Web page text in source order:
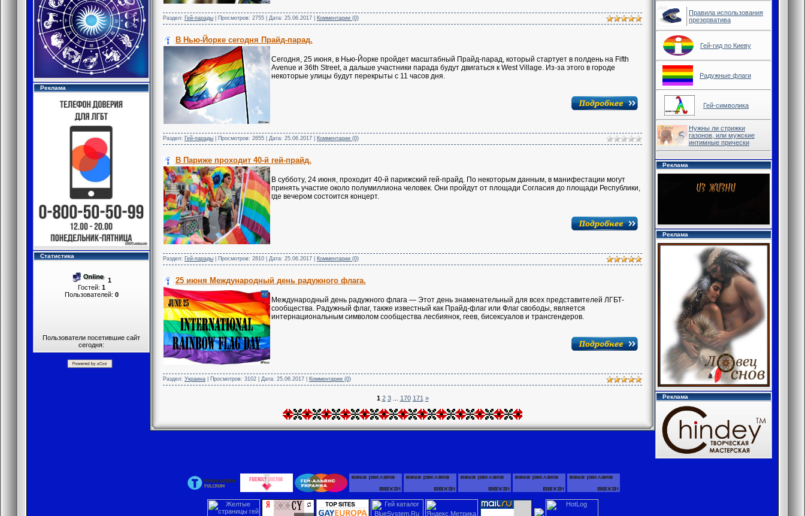
Реклама
Статистика
1
Гостей: 1
Пользователей: 0
Пользователи посетившие сайт
сегодня:
Раздел: Гей-парады | Просмотров: 2755 | Дата: 25.06.2017 Комментарии (0)
В Нью-Йорке сегодня Прайд-парад.
Сегодня, 25 июня, в Нью-Йорке пройдет масштабный Прайд-парад, который стартует в полдень на Fifth
Avenue и 36th Street, а дальше участники парада будут двигаться к West Village. Из-за этого в городе
некоторые улицы будут перекрыты с 11 часов дня.
Раздел: Гей-парады | Просмотров: 2655 | Дата: 25.06.2017 Комментарии (0)
В Париже проходит 40-й гей-прайд.
В субботу, 24 июня, проходит 40-й парижский гей-прайд. По некоторым данным, в манифестации могут
принять участие около полумиллиона человек. Они пройдут от площади Согласия до площади Республики,
где вечером состоится концерт.
Раздел: Гей-парады | Просмотров: 2810 | Дата: 25.06.2017 Комментарии (0)
25 июня Международный день радужного флага.
Международный день радужного флага — Этот день знаменательный для всех представителей ЛГБТ-
сообщества. Радужный флаг, также известный как Прайд-флаг или Флаг свободы, является
интернациональным символом сообщества лесбиянок, геев, бисексуалов и трансгендеров.
Раздел: Украина | Просмотров: 3102 | Дата: 25.06.2017 Комментарии (0)
1 2 3 170 171 »
Правила использования
презерватива
Гей-гид по Киеву
Радужные флаги
Гей-символика
Нужны ли стрижки
газонов, или мужские
интимные прически
Реклама
Реклама
Реклама